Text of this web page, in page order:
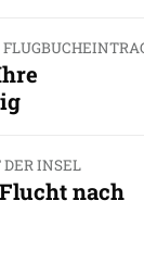
INSEL
nach